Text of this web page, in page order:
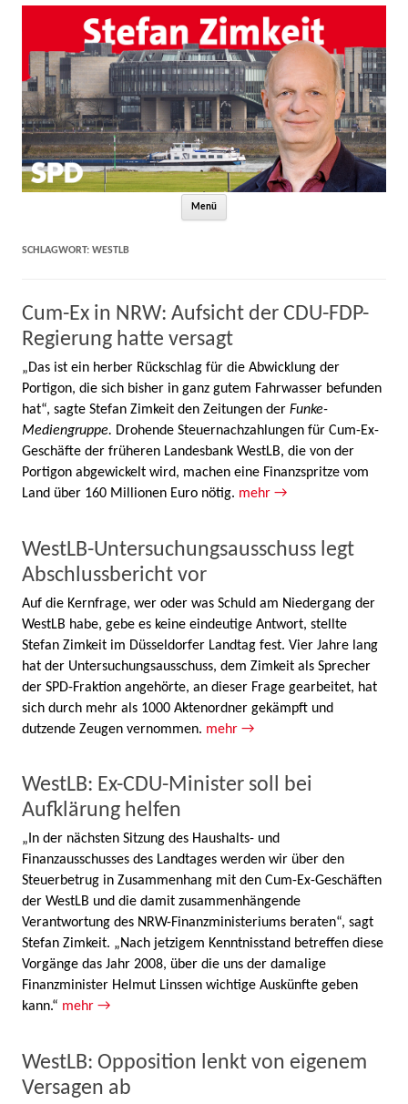
Menü
SCHLAGWORT: WESTLB
Cum-Ex in NRW: Aufsicht der CDU-FDP-
Regierung hatte versagt
„Das ist ein herber Rückschlag für die Abwicklung der
Portigon, die sich bisher in ganz gutem Fahrwasser befunden
hat“, sagte Stefan Zimkeit den Zeitungen der Funke-
Mediengruppe. Drohende Steuernachzahlungen für Cum-Ex-
Geschäfte der früheren Landesbank WestLB, die von der
Portigon abgewickelt wird, machen eine Finanzspritze vom
Land über 160 Millionen Euro nötig. mehr →
WestLB-Untersuchungsausschuss legt
Abschlussbericht vor
Auf die Kernfrage, wer oder was Schuld am Niedergang der
WestLB habe, gebe es keine eindeutige Antwort, stellte
Stefan Zimkeit im Düsseldorfer Landtag fest. Vier Jahre lang
hat der Untersuchungsausschuss, dem Zimkeit als Sprecher
der SPD-Fraktion angehörte, an dieser Frage gearbeitet, hat
sich durch mehr als 1000 Aktenordner gekämpft und
dutzende Zeugen vernommen. mehr →
WestLB: Ex-CDU-Minister soll bei
Aufklärung helfen
„In der nächsten Sitzung des Haushalts- und
Finanzausschusses des Landtages werden wir über den
Steuerbetrug in Zusammenhang mit den Cum-Ex-Geschäften
der WestLB und die damit zusammenhängende
Verantwortung des NRW-Finanzministeriums beraten“, sagt
Stefan Zimkeit. „Nach jetzigem Kenntnisstand betreffen diese
Vorgänge das Jahr 2008, über die uns der damalige
Finanzminister Helmut Linssen wichtige Auskünfte geben
kann.“ mehr →
WestLB: Opposition lenkt von eigenem
Versagen ab